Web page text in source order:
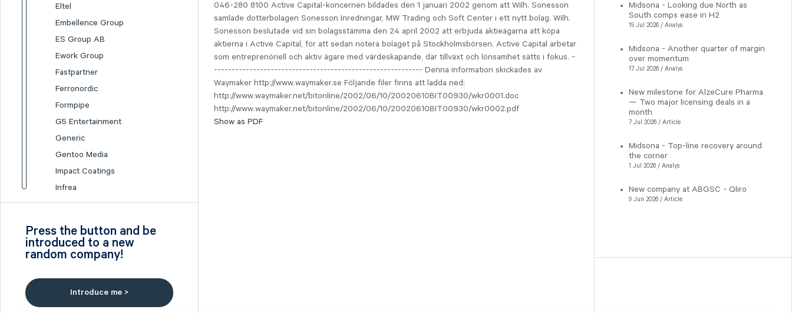
Eltel
Embellence Group
ES Group AB
Ework Group
Fastpartner
Ferronordic
Formpipe
G5 Entertainment
Generic
Gentoo Media
Impact Coatings
Infrea
Inission
I-tech
Lumi Gruppen
Press the button and be
introduced to a new
random company!
Introduce me >
046-280 8100 Active Capital-koncernen bildades den 1 januari 2002 genom att Wilh. Sonesson
samlade dotterbolagen Sonesson Inredningar, MW Trading och Soft Center i ett nytt bolag. Wilh.
Sonesson beslutade vid sin bolagsstämma den 24 april 2002 att erbjuda aktieägarna att köpa
aktierna i Active Capital, för att sedan notera bolaget på Stockholmsbörsen. Active Capital arbetar
som entreprenöriell och aktiv ägare med värdeskapande, där tillväxt och lönsamhet sätts i fokus. -
----------------------------------------------------------- Denna information skickades av
Waymaker http://www.waymaker.se Följande filer finns att ladda ned:
http://www.waymaker.net/bitonline/2002/06/10/20020610BIT00930/wkr0001.doc
http://www.waymaker.net/bitonline/2002/06/10/20020610BIT00930/wkr0002.pdf
Show as PDF
Midsona - Looking due North as
South comps ease in H2
19 Jul 2026 / Analys
Midsona - Another quarter of margin
over momentum
17 Jul 2026 / Analys
New milestone for AlzeCure Pharma
— Two major licensing deals in a
month
7 Jul 2026 / Article
Midsona - Top-line recovery around
the corner
1 Jul 2026 / Analys
New company at ABGSC - Qliro
9 Jun 2026 / Article